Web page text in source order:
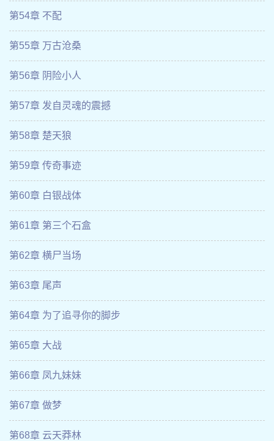
第54章 不配
第55章 万古沧桑
第56章 阴险小人
第57章 发自灵魂的震撼
第58章 楚天狼
第59章 传奇事迹
第60章 白银战体
第61章 第三个石盒
第62章 横尸当场
第63章 尾声
第64章 为了追寻你的脚步
第65章 大战
第66章 凤九妹妹
第67章 做梦
第68章 云天莽林